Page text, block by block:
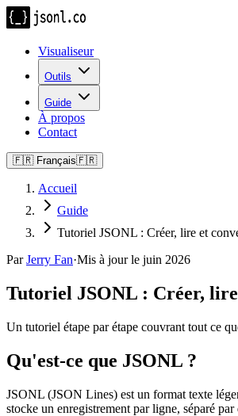
Visualiseur
Outils
Guide
À propos
Contact
🇫🇷 Français🇫🇷
Accueil
Guide
Tutoriel JSONL : Créer, lire et
Par Jerry Fan·Mis à jour le juin 2026
Tutoriel JSONL : Créer,
Un tutoriel étape par étape couvrant tout ce
Qu'est-ce que JSONL ?
JSONL (JSON Lines) est un format texte
stocke un enregistrement par ligne, séparé